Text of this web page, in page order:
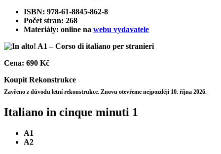
ISBN: 978-61-8845-862-8
Počet stran: 268
Materiály: online na webu vydavatele
Cena: 690 Kč
KoupitRekonstrukce
Zavřeno z důvodu letní rekonstrukce. Znovu otevřeme nejpozději 10. října 2026.
Italiano in cinque minuti 1
A1
A2